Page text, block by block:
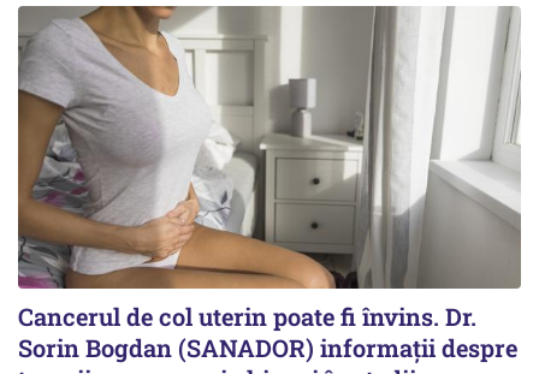
Cancerul de col uterin poate fi învins. Dr.
Sorin Bogdan (SANADOR) informații despre